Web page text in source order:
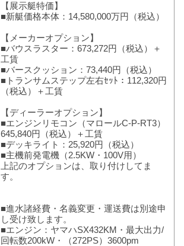
【展示艇特価】
■新艇価格本体：14,580,000万円（税込）
【メーカーオプション】
■バウスラスター：673,272円（税込）＋
工賃
■バースクッション：73,440円（税込）
■トランサムステップ左右ｾｯﾄ：112,320円
（税込）＋工賃
【ディーラーオプション】
■エンジンリモコン（マロールC-P-RT3）
645,840円（税込）＋工賃
■デッキライト：25,920円（税込）
■主機前発電機（2.5KW・100V用）
上記のオプションは、取り付けしてま
す。
■進水諸経費・名義変更・運送費は別途申
し受け致します。
■エンジン：ヤマハSX432KM・最大出力/
回転数200kW・（272PS）3600pm